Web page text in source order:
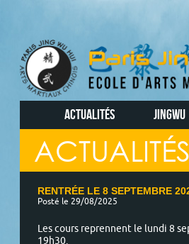
ACTUALITÉS JINGWU
ACTUALITÉS
RENTRÉE LE 8 SEPTEMBRE
Posté le 29/08/2025
Les cours reprennent le lundi 8
19h30.